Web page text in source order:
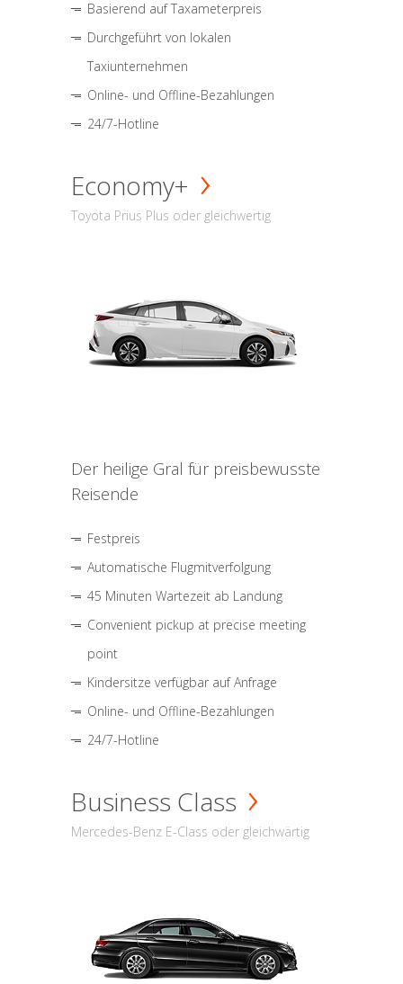
Basierend auf Taxameterpreis
Durchgeführt von lokalen
Taxiunternehmen
Online- und Offline-Bezahlungen
24/7-Hotline
Economy+
Toyota Prius Plus oder gleichwertig
Der heilige Gral für preisbewusste
Reisende
Festpreis
Automatische Flugmitverfolgung
45 Minuten Wartezeit ab Landung
Convenient pickup at precise meeting
point
Kindersitze verfügbar auf Anfrage
Online- und Offline-Bezahlungen
24/7-Hotline
Business Class
Mercedes-Benz E-Class oder gleichwärtig